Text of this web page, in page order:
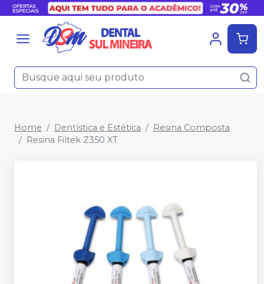
Home Dentística e Estética
Resina Composta
Resina Filtek Z350 XT